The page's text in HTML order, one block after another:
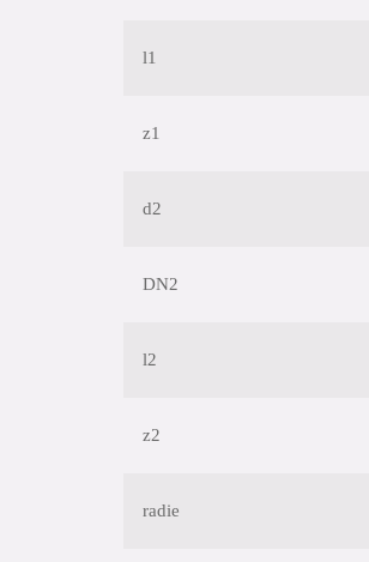
l1
z1
d2
DN2
l2
z2
radie